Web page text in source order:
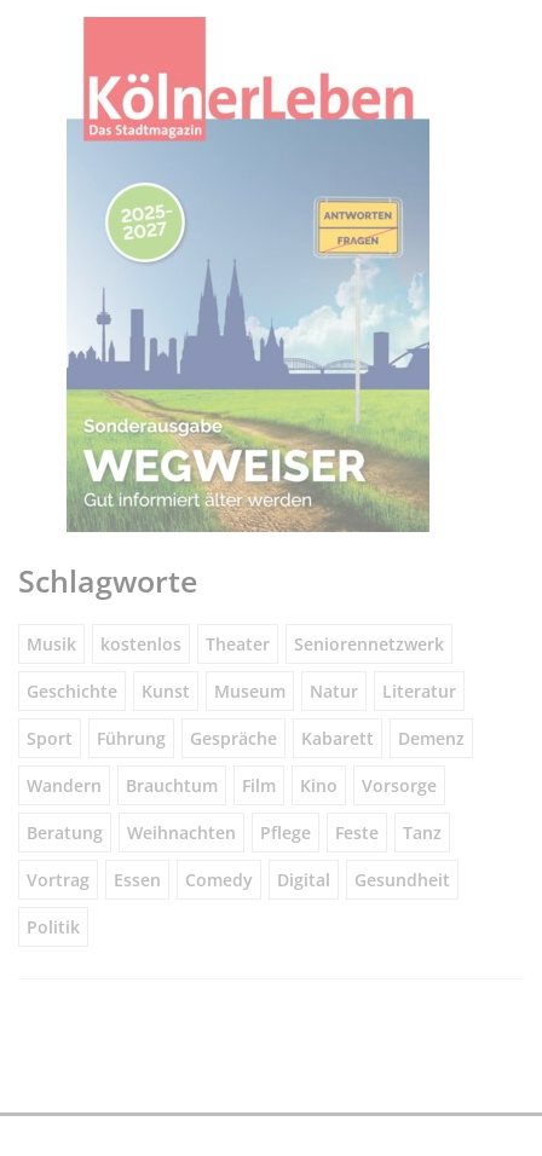
Schlagworte
Musik kostenlos Theater Seniorennetzwerk
Geschichte Kunst Museum Natur Literatur
Sport Führung Gespräche Kabarett Demenz
Wandern Brauchtum Film Kino Vorsorge
Beratung Weihnachten Pflege Feste Tanz
Vortrag Essen Comedy Digital Gesundheit
Politik